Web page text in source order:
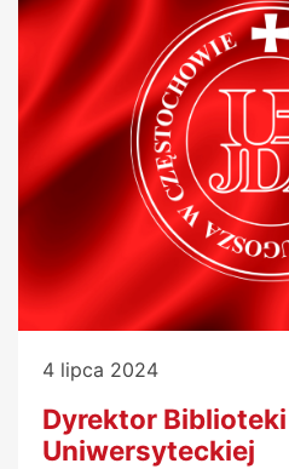
4 lipca 2024
Dyrektor Biblioteki
Uniwersyteckiej